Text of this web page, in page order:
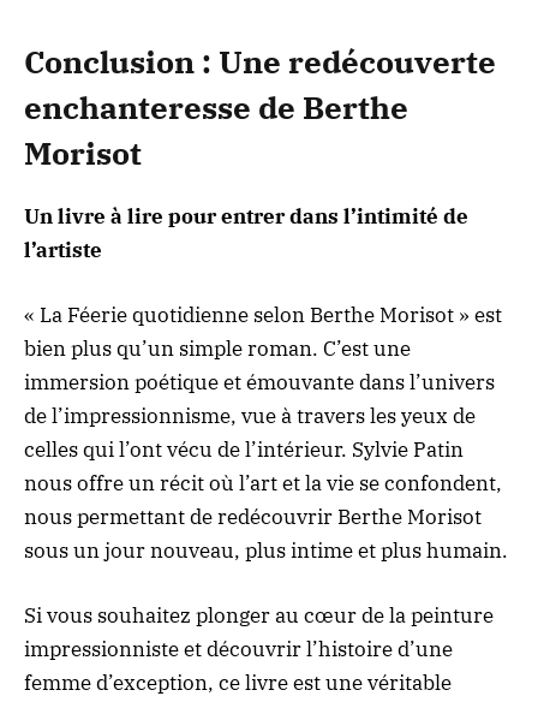
Conclusion : Une redécouverte
enchanteresse de Berthe
Morisot
Un livre à lire pour entrer dans l’intimité de
l’artiste
« La Féerie quotidienne selon Berthe Morisot » est
bien plus qu’un simple roman. C’est une
immersion poétique et émouvante dans l’univers
de l’impressionnisme, vue à travers les yeux de
celles qui l’ont vécu de l’intérieur. Sylvie Patin
nous offre un récit où l’art et la vie se confondent,
nous permettant de redécouvrir Berthe Morisot
sous un jour nouveau, plus intime et plus humain.
Si vous souhaitez plonger au cœur de la peinture
impressionniste et découvrir l’histoire d’une
femme d’exception, ce livre est une véritable